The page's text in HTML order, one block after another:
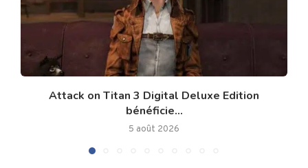
Attack on Titan 3 Digital Deluxe Edition
bénéficie...
5 août 2026